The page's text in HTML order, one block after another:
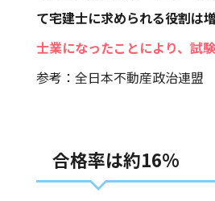
て宅建士に求められる役割は
士業になったことにより、試
参考： 全日本不動産政治連盟
合格率は約16%